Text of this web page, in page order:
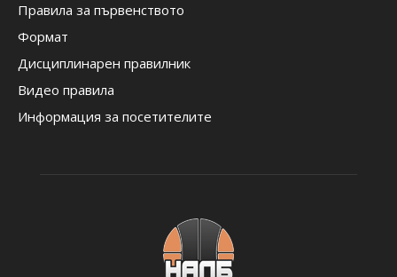
Правила за първенството
Формат
Дисциплинарен правилник
Видео правила
Информация за посетителите